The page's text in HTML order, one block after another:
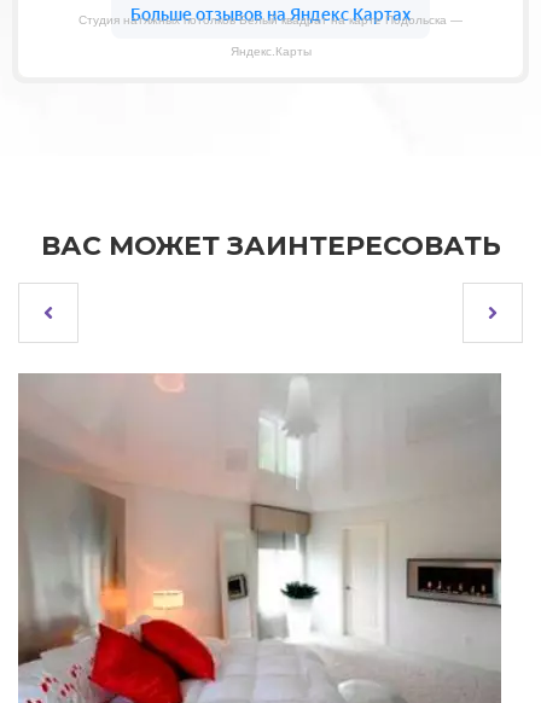
Студия натяжных потолков Белый квадрат на карте Подольска —
Яндекс.Карты
ВАС МОЖЕТ ЗАИНТЕРЕСОВАТЬ